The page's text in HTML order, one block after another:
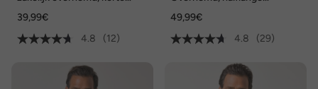
kentkraag, comfort fit, tot
39,99€
4.8
(12)
opstaande kraag, modern fit
49,99€
4.8
(29)